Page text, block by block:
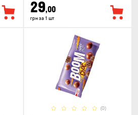
29,00
грн за 1 шт
(0)